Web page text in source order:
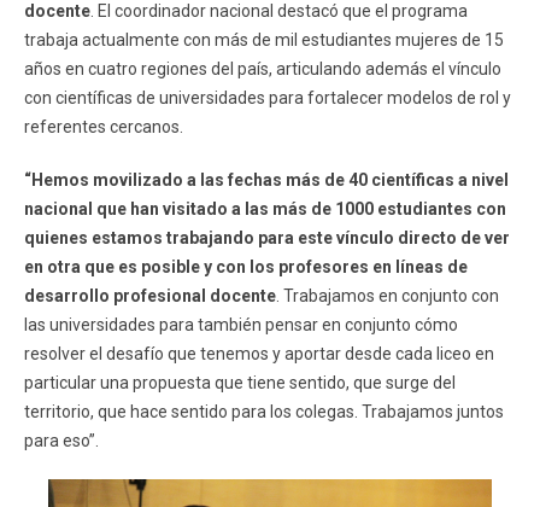
docente . El coordinador nacional destacó que el programa
trabaja actualmente con más de mil estudiantes mujeres de 15
años en cuatro regiones del país, articulando además el vínculo
con científicas de universidades para fortalecer modelos de rol y
referentes cercanos.
“Hemos movilizado a las fechas más de 40 científicas a nivel
nacional que han visitado a las más de 1000 estudiantes con
quienes estamos trabajando para este vínculo directo de ver
en otra que es posible y con los profesores en líneas de
desarrollo profesional docente . Trabajamos en conjunto con
las universidades para también pensar en conjunto cómo
resolver el desafío que tenemos y aportar desde cada liceo en
particular una propuesta que tiene sentido, que surge del
territorio, que hace sentido para los colegas. Trabajamos juntos
para eso”.